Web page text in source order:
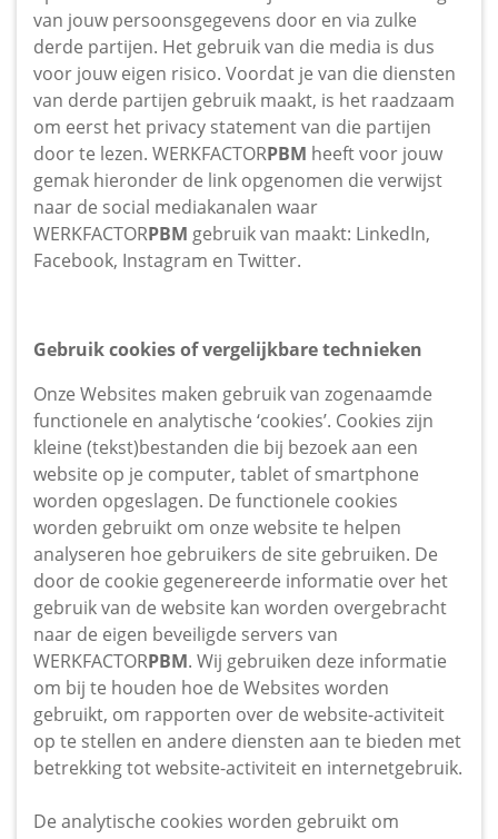
van jouw persoonsgegevens door en via zulke
derde partijen. Het gebruik van die media is dus
voor jouw eigen risico. Voordat je van die diensten
van derde partijen gebruik maakt, is het raadzaam
om eerst het privacy statement van die partijen
door te lezen. WERKFACTORPBM heeft voor jouw
gemak hieronder de link opgenomen die verwijst
naar de social mediakanalen waar
WERKFACTORPBM gebruik van maakt: LinkedIn,
Facebook, Instagram en Twitter.
Gebruik cookies of vergelijkbare technieken
Onze Websites maken gebruik van zogenaamde
functionele en analytische ‘cookies’. Cookies zijn
kleine (tekst)bestanden die bij bezoek aan een
website op je computer, tablet of smartphone
worden opgeslagen. De functionele cookies
worden gebruikt om onze website te helpen
analyseren hoe gebruikers de site gebruiken. De
door de cookie gegenereerde informatie over het
gebruik van de website kan worden overgebracht
naar de eigen beveiligde servers van
WERKFACTORPBM. Wij gebruiken deze informatie
om bij te houden hoe de Websites worden
gebruikt, om rapporten over de website-activiteit
op te stellen en andere diensten aan te bieden met
betrekking tot website-activiteit en internetgebruik.
De analytische cookies worden gebruikt om